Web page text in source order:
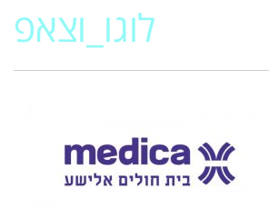
לוגו_וצאפ